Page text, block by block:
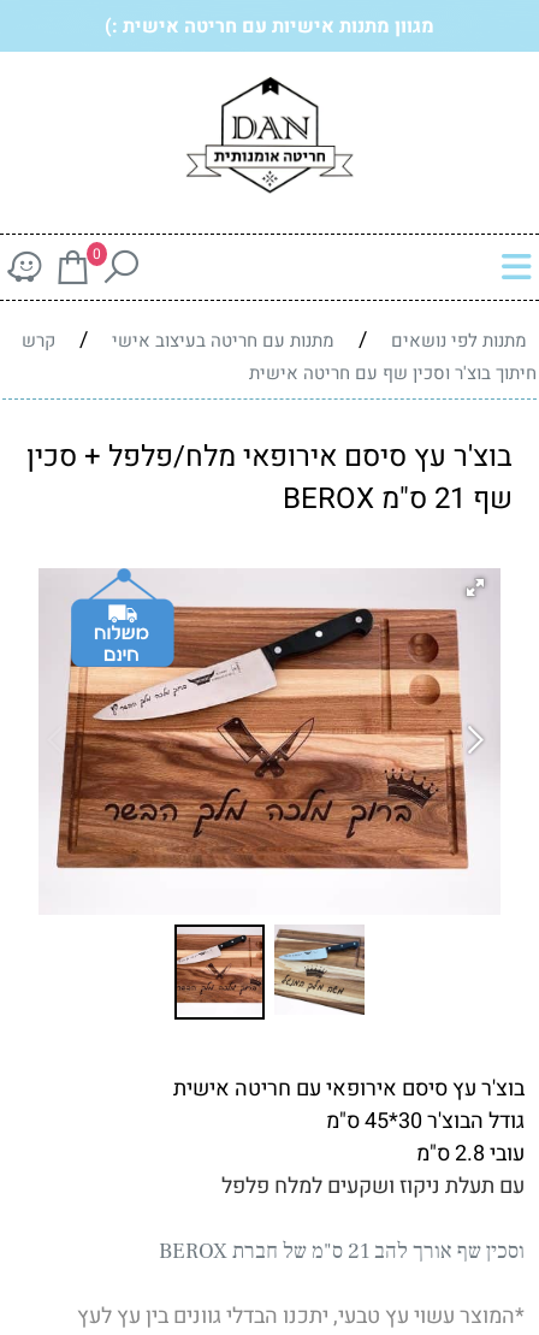
מגוון מתנות אישיות עם חריטה אישית :)
0
מתנות לפי נושאים / מתנות עם חריטה בעיצוב אישי /
קרש
חיתוך בוצ'ר וסכין שף עם חריטה אישית
בוצ'ר עץ סיסם אירופאי מלח/פלפל + סכין
שף 21 ס"מ BEROX
בוצ'ר עץ סיסם אירופאי עם חריטה אישית
גודל הבוצ'ר 30*45 ס"מ
עובי 2.8 ס"מ
עם תעלת ניקוז ושקעים למלח פלפל
וסכין שף אורך להב 21 ס"מ של חברת BEROX
*המוצר עשוי עץ טבעי, יתכנו הבדלי גוונים בין עץ לעץ